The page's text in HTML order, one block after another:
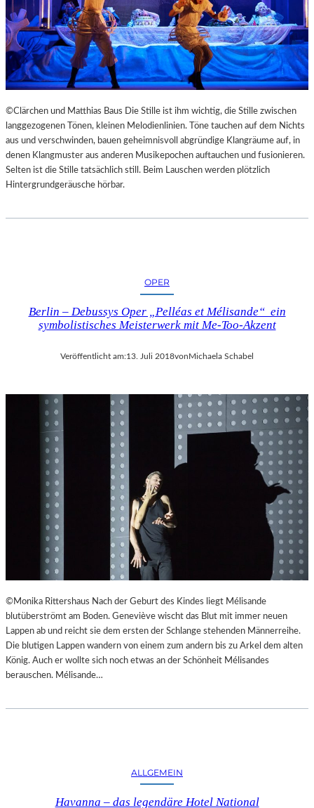
©Clärchen und Matthias Baus Die Stille ist ihm wichtig, die Stille zwischen
langgezogenen Tönen, kleinen Melodienlinien. Töne tauchen auf dem Nichts
aus und verschwinden, bauen geheimnisvoll abgründige Klangräume auf, in
denen Klangmuster aus anderen Musikepochen auftauchen und fusionieren.
Selten ist die Stille tatsächlich still. Beim Lauschen werden plötzlich
Hintergrundgeräusche hörbar.
OPER
Berlin – Debussys Oper „Pelléas et Mélisande“ ein
symbolistisches Meisterwerk mit Me-Too-Akzent
Veröffentlicht am:13. Juli 2018vonMichaela Schabel
©Monika Rittershaus Nach der Geburt des Kindes liegt Mélisande
blutüberströmt am Boden. Geneviève wischt das Blut mit immer neuen
Lappen ab und reicht sie dem ersten der Schlange stehenden Männerreihe.
Die blutigen Lappen wandern von einem zum andern bis zu Arkel dem alten
König. Auch er wollte sich noch etwas an der Schönheit Mélisandes
berauschen. Mélisande…
ALLGEMEIN
Havanna – das legendäre Hotel National